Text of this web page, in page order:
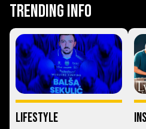
Trending Info
LIfestyle